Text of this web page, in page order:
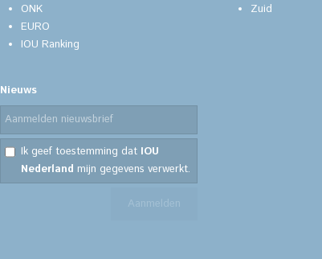
ONK
EURO
IOU Ranking
Nieuws
Ik geef toestemming dat IOU
Nederland mijn gegevens verwerkt.
Zuid